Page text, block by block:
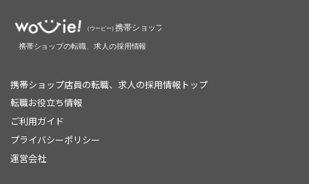
携帯ショップ店員の転職、求人の採用情報トップ
転職お役立ち情報
ご利用ガイド
プライバシーポリシー
運営会社